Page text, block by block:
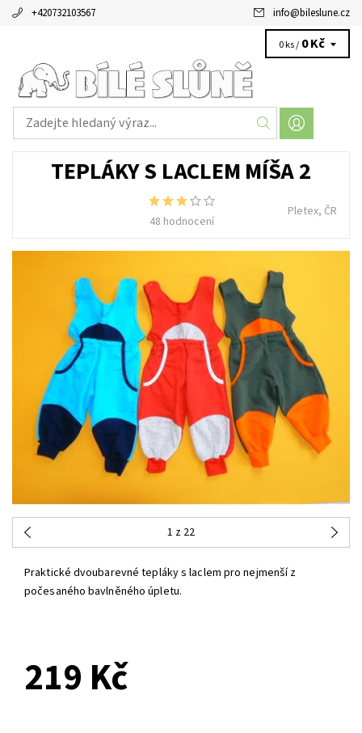
+420732103567 info@bileslune.cz
0 ks / 0 Kč
TEPLÁKY S LACLEM MÍŠA 2
48 hodnocení
Pletex, ČR
1 z 22
Praktické dvoubarevné tepláky s laclem pro nejmenší z
počesaného bavlněného úpletu.
219 Kč